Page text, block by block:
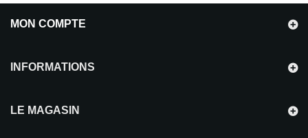
MON COMPTE
INFORMATIONS
LE MAGASIN